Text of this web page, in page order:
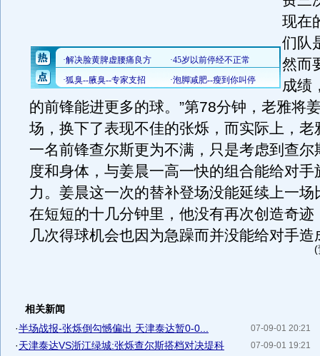
现在
们队
然而
成绩
的前锋能进更多的球。”第78分钟，老雅将
场，换下了表现不佳的张烁，而实际上，老
一名前锋查尔斯更为不满，只是考虑到查尔
度和身体，与姜晨一高一快的组合能给对手
力。姜晨这一次的替补登场没能延续上一场
在短短的十几分钟里，他没有再次创造奇迹
几次得球机会也因为急躁而并没能给对手造
(
相关新闻
07-09-01 20:21
·半场战报-张烁倒勾憾偏出 天津泰达暂0-0...
07-09-01 19:21
·天津泰达VS浙江绿城:张烁查尔斯搭档对决堤科